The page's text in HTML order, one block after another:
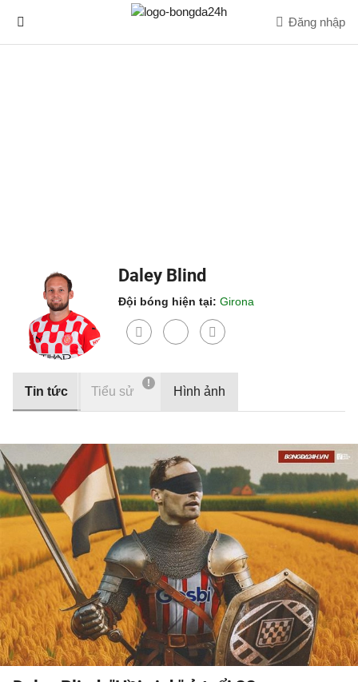
Đăng nhập
Daley Blind
Đội bóng hiện tại: Girona
Tin tức Tiểu sử
!
Hình ảnh